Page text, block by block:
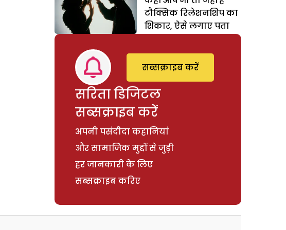
टौक्सिक रिलेशनशिप का
शिकार, ऐसे लगाए पता
सरिता डिजिटल
सब्सक्राइब करें
अपनी पसंदीदा कहानियां
और सामाजिक मुद्दों से जुड़ी
हर जानकारी के लिए
सब्सक्राइब करिए
सब्सक्राइब करें